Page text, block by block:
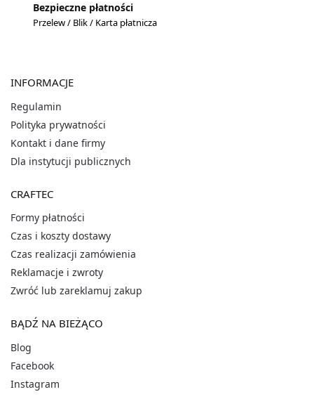
Bezpieczne płatności
Przelew / Blik / Karta płatnicza
INFORMACJE
Regulamin
Polityka prywatności
Kontakt i dane firmy
Dla instytucji publicznych
CRAFTEC
Formy płatności
Czas i koszty dostawy
Czas realizacji zamówienia
Reklamacje i zwroty
Zwróć lub zareklamuj zakup
BĄDŹ NA BIEŻĄCO
Blog
Facebook
Instagram